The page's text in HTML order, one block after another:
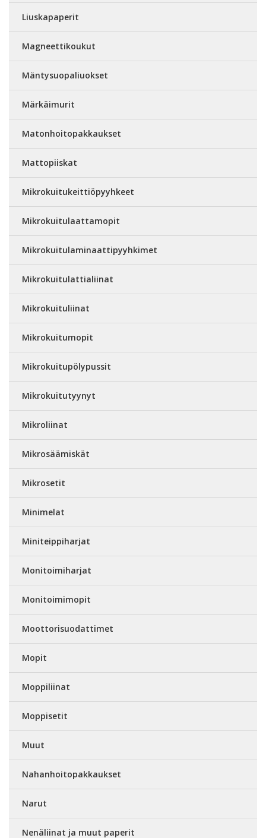
Liuskapaperit
Magneettikoukut
Mäntysuopaliuokset
Märkäimurit
Matonhoitopakkaukset
Mattopiiskat
Mikrokuitukeittiöpyyhkeet
Mikrokuitulaattamopit
Mikrokuitulaminaattipyyhkimet
Mikrokuitulattialiinat
Mikrokuituliinat
Mikrokuitumopit
Mikrokuitupölypussit
Mikrokuitutyynyt
Mikroliinat
Mikrosäämiskät
Mikrosetit
Minimelat
Miniteippiharjat
Monitoimiharjat
Monitoimimopit
Moottorisuodattimet
Mopit
Moppiliinat
Moppisetit
Muut
Nahanhoitopakkaukset
Narut
Nenäliinat ja muut paperit